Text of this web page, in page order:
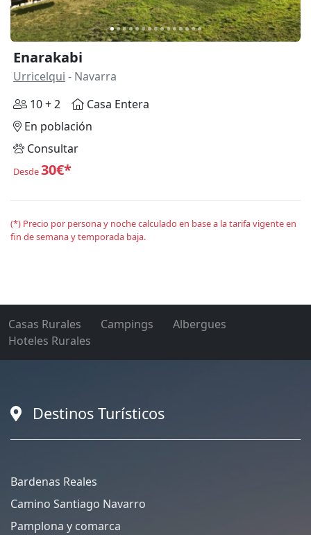
Enarakabi
Urricelqui - Navarra
10 + 2
Casa Entera
En población
Consultar
Desde30€*
(*) Precio por persona y noche calculado en base a la tarifa vigente en
fin de semana y temporada baja.
Casas Rurales Campings
Albergues
Hoteles Rurales
Destinos Turísticos
Bardenas Reales
Camino Santiago Navarro
Pamplona y comarca